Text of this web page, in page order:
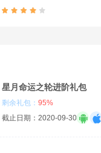
星月命运之轮进阶礼包
剩余礼包： 95%
截止日期：2020-09-30